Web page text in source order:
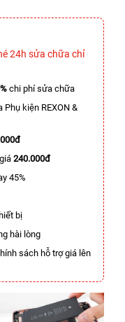
24h sửa chữa chỉ
chi phí sửa chữa
Phụ kiện REXON &
240.000đ
45%
bị
hài lòng
sách hỗ trợ giá lên